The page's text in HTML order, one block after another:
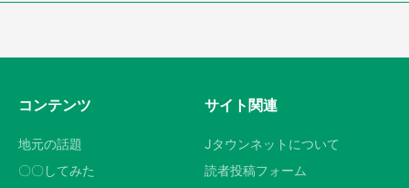
コンテンツ
地元の話題
〇〇してみた
サイト関連
Jタウンネットについて
読者投稿フォーム